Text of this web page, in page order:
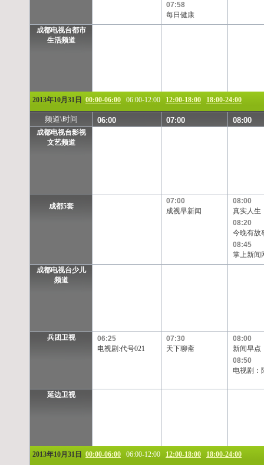
07:58
每日健康
成都电视台都市
生活频道
2013年10月31日 00:00-06:00 06:00-12:00 12:00-18:00 18:00-24:00
频道\时间 06:00 07:00 08:00
成都电视台影视
文艺频道
成都5套
07:00
成视早新闻
08:00
真实人生
08:20
今晚有故
08:45
掌上新闻
成都电视台少儿
频道
兵团卫视
06:25
电视剧:代号021
07:30
天下聊斋
08:00
新闻早点
08:50
电视剧：
延边卫视
2013年10月31日 00:00-06:00 06:00-12:00 12:00-18:00 18:00-24:00